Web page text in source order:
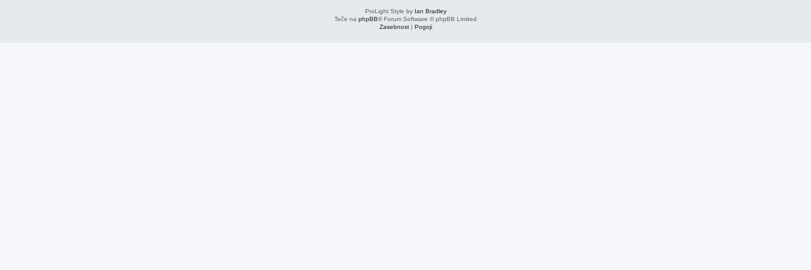
ProLight Style by Ian Bradley
Teče na phpBB® Forum Software © phpBB Limited
Zasebnost| Pogoji